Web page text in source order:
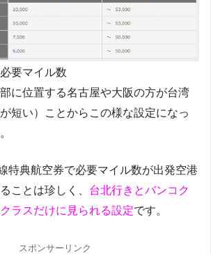
要マイル数
に位置する名古屋や大阪の方が台湾
短い）ことからこの様な設定になっ
特典航空券で必要マイル数が出発空港
ことは珍しく、 台北行きとバンコク
ラスだけに見られる設定です。
スポンサーリンク